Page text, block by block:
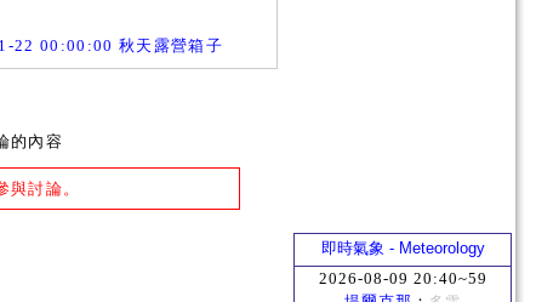
22 00:00:00 秋天露營箱子
的內容
與討論。
即時氣象 - Meteorology
2026-08-09 20:40~59